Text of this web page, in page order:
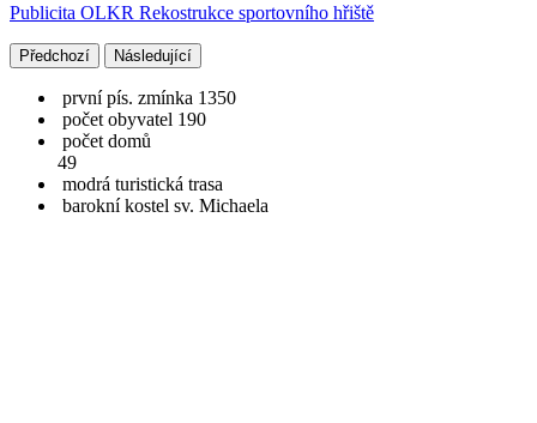
Publicita OLKR Rekostrukce sportovního hřiště
Předchozí Následující
první pís. zmínka 1350
počet obyvatel 190
počet domů
49
modrá turistická trasa
barokní kostel sv. Michaela